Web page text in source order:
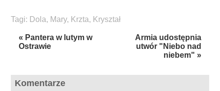
Tagi: Dola, Mary, Krzta, Kryształ
« Pantera w lutym w
Ostrawie
Armia udostępnia
utwór "Niebo nad
niebem" »
Komentarze